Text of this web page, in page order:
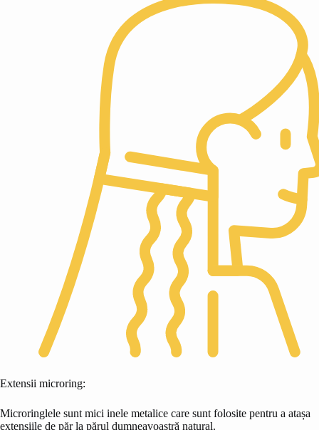
Extensii microring:
Microringlele sunt mici inele metalice care sunt folosite pentru a atașa
extensiile de păr la părul dumneavoastră natural.